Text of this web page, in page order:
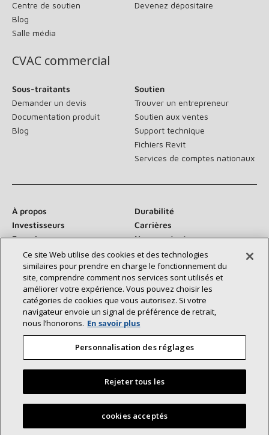
Centre de soutien
Blog
Salle média
Devenez dépositaire
CVAC commercial
Sous-traitants
Demander un devis
Documentation produit
Blog
Soutien
Trouver un entrepreneur
Soutien aux ventes
Support technique
Fichiers Revit
Services de comptes nationaux
À propos
Durabilité
Investisseurs
Carrières
Fournisseurs
Nous contacter
Salle de presse
Communiquez avec nous :
©2026 Lennox International Inc.
Déclaration d’accessibilité
Confidentialité
Conditions générales
Ce site Web utilise des cookies et des technologies
similaires pour prendre en charge le fonctionnement du
site, comprendre comment nos services sont utilisés et
améliorer votre expérience. Vous pouvez choisir les
catégories de cookies que vous autorisez. Si votre
navigateur envoie un signal de préférence de retrait,
nous l’honorons. En savoir plus
Personnalisation des réglages
Rejeter tous les
cookies acceptés